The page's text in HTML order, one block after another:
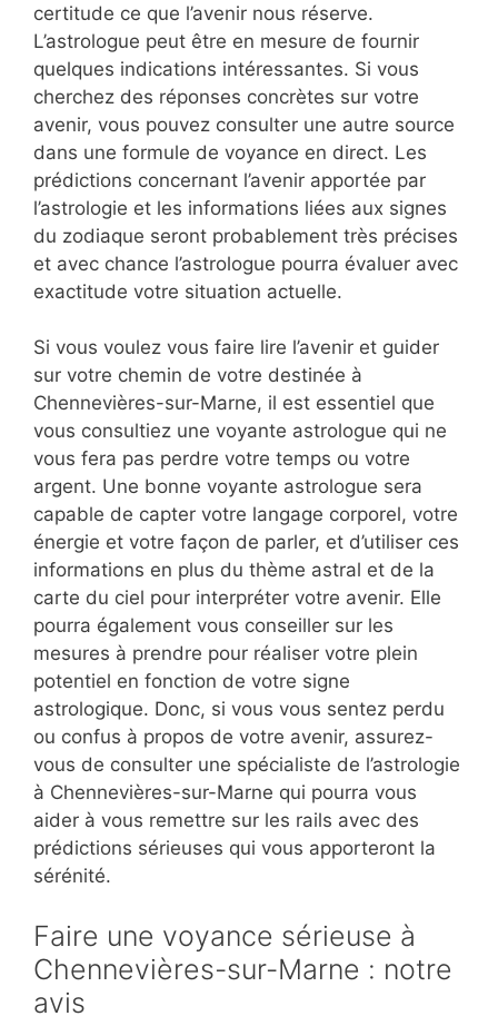
certitude ce que l’avenir nous réserve.
L’astrologue peut être en mesure de fournir
quelques indications intéressantes. Si vous
cherchez des réponses concrètes sur votre
avenir, vous pouvez consulter une autre source
dans une formule de voyance en direct. Les
prédictions concernant l’avenir apportée par
l’astrologie et les informations liées aux signes
du zodiaque seront probablement très précises
et avec chance l’astrologue pourra évaluer avec
exactitude votre situation actuelle.
Si vous voulez vous faire lire l’avenir et guider
sur votre chemin de votre destinée à
Chennevières-sur-Marne, il est essentiel que
vous consultiez une voyante astrologue qui ne
vous fera pas perdre votre temps ou votre
argent. Une bonne voyante astrologue sera
capable de capter votre langage corporel, votre
énergie et votre façon de parler, et d’utiliser ces
informations en plus du thème astral et de la
carte du ciel pour interpréter votre avenir. Elle
pourra également vous conseiller sur les
mesures à prendre pour réaliser votre plein
potentiel en fonction de votre signe
astrologique. Donc, si vous vous sentez perdu
ou confus à propos de votre avenir, assurez-
vous de consulter une spécialiste de l’astrologie
à Chennevières-sur-Marne qui pourra vous
aider à vous remettre sur les rails avec des
prédictions sérieuses qui vous apporteront la
sérénité.
Faire une voyance sérieuse à
Chennevières-sur-Marne : notre
avis